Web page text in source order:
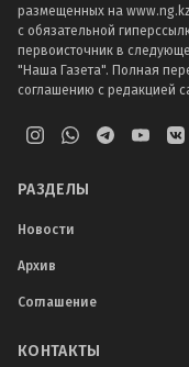
размещенных на
с обязательной
первоисточник в
"Наша Газета". Полная
соглашению с редакцией
РАЗДЕЛЫ
Новости
Архив
Соглашение
КОНТАКТЫ